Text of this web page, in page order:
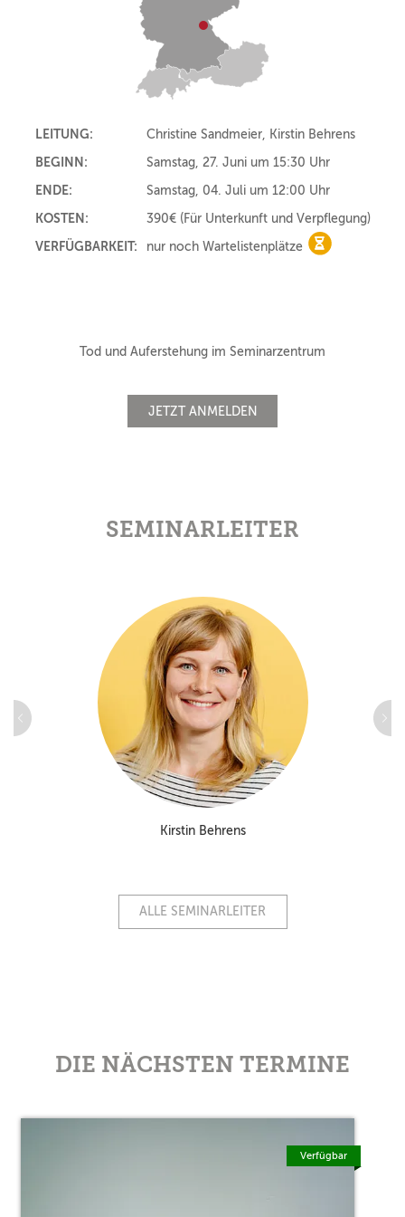
LEITUNG:
Christine Sandmeier, Kirstin Behrens
BEGINN:
Samstag, 27. Juni um 15:30 Uhr
ENDE:
Samstag, 04. Juli um 12:00 Uhr
KOSTEN:
390€ (Für Unterkunft und Verpflegung)
VERFÜGBARKEIT:
nur noch Wartelistenplätze nur noch
Tod und Auferstehung im Seminarzentrum
JETZT ANMELDEN
SEMINARLEITER
Kirstin Behrens
ALLE SEMINARLEITER
DIE NÄCHSTEN TERMINE
Verfügbar